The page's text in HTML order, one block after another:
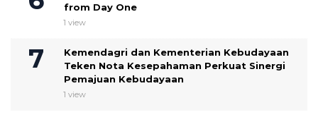
from Day One
1 view
Kemendagri dan Kementerian Kebudayaan
Teken Nota Kesepahaman Perkuat Sinergi
Pemajuan Kebudayaan
1 view